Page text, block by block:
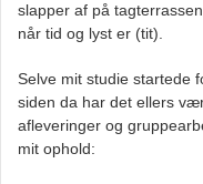
slapper af på
når tid og lyst er (tit).
Selve mit studie startede
siden da har det ellers
afleveringer og
mit ophold: